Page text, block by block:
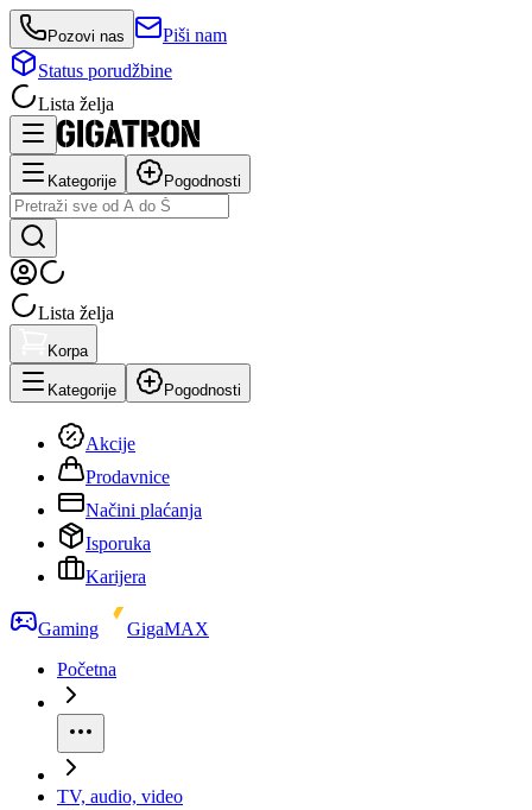
Pozovi nas
Piši nam
Status porudžbine
Lista želja
Kategorije Pogodnosti
Lista želja
Korpa
Kategorije Pogodnosti
Akcije
Prodavnice
Načini plaćanja
Isporuka
Karijera
Gaming
GigaMAX
Početna
TV, audio, video